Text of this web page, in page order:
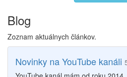
Blog
Zoznam aktuálnych článkov.
Novinky na YouTube kanáli